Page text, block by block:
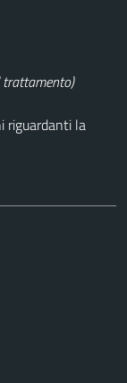
trattamento)
riguardanti la